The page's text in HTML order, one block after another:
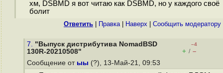
хм, DSBMD я вот читаю как DSBMD, но у каждого своё
болит
Ответить Правка| Наверх Cообщить модератору
7. "Выпуск дистрибутива NomadBSD
130R-20210508"
–4
+ / –
Сообщение от ыы (?), 13-Май-21, 09:53